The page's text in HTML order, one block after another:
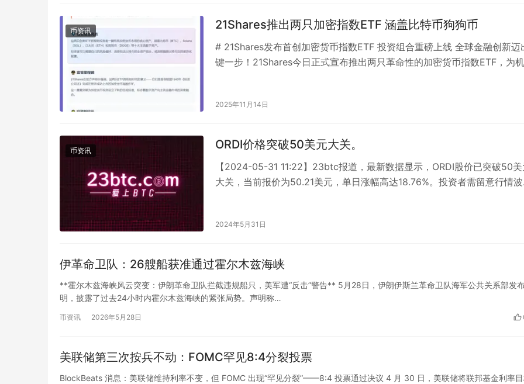
币资讯 21Shares推出两只加密指数ETF 涵盖比特币狗狗币
# 21Shares发布首创加密货币指数ETF 投资组合重磅上线 全球金融创新迈
键一步！21Shares今日正式宣布推出两只革命性的加密货币指数ETF，为
2025年11月14日
币资讯 ORDI价格突破50美元大关。
【2024-05-31 11:22】23btc报道，最新数据显示，ORDI股价已突破50
大关，当前报价为50.21美元，单日涨幅高达18.76%。投资者需留意行情
2024年5月31日
伊革命卫队：26艘船获准通过霍尔木兹海峡
**霍尔木兹海峡风云突变：伊朗革命卫队拦截违规船只，美军遭“反击”警告** 5月28日，伊朗伊斯兰革命卫队海军公共关系部发
明，披露了过去24小时内霍尔木兹海峡的紧张局势。声明称…
币资讯 2026年5月28日
美联储第三次按兵不动：FOMC罕见8:4分裂投票
BlockBeats 消息：美联储维持利率不变，但 FOMC 出现“罕见分裂”——8:4 投票通过决议 4 月 30 日，美联储将联邦基金利率